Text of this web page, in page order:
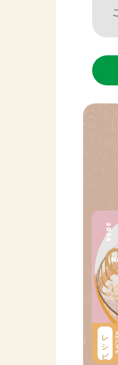
2026
レシピ